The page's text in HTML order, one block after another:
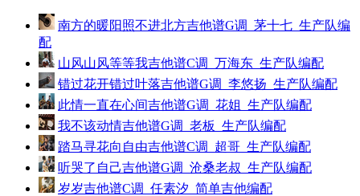
南方的暖阳照不进北方吉他谱G调_茅十七_生产队编
配
山风山风等等我吉他谱C调_万海东_生产队编配
错过花开错过叶落吉他谱G调_李悠扬_生产队编配
此情一直在心间吉他谱G调_花姐_生产队编配
我不该动情吉他谱G调_老板_生产队编配
踏马寻花向自由吉他谱C调_超哥_生产队编配
听哭了自己吉他谱G调_沧桑老叔_生产队编配
岁岁吉他谱C调_任素汐_简单吉他编配